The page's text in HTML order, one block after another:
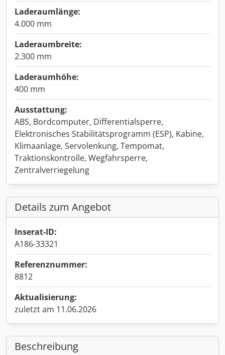
Laderaumlänge:
4.000 mm
Laderaumbreite:
2.300 mm
Laderaumhöhe:
400 mm
Ausstattung:
ABS, Bordcomputer, Differentialsperre,
Elektronisches Stabilitätsprogramm (ESP), Kabine,
Klimaanlage, Servolenkung, Tempomat,
Traktionskontrolle, Wegfahrsperre,
Zentralverriegelung
Details zum Angebot
Inserat-ID:
A186-33321
Referenznummer:
8812
Aktualisierung:
zuletzt am 11.06.2026
Beschreibung